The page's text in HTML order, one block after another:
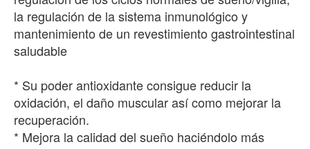
la regulación de la sistema inmunológico y
mantenimiento de un revestimiento gastrointestinal
saludable
* Su poder antioxidante consigue reducir la
oxidación, el daño muscular así como mejorar la
recuperación.
* Mejora la calidad del sueño haciéndolo más